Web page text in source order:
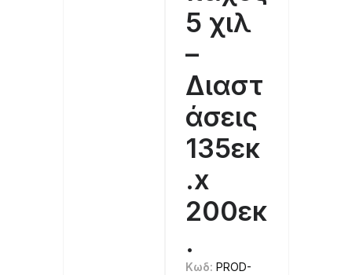
5 χιλ
–
Διαστ
άσεις
135εκ
.x
200εκ
.
Κωδ:PROD-